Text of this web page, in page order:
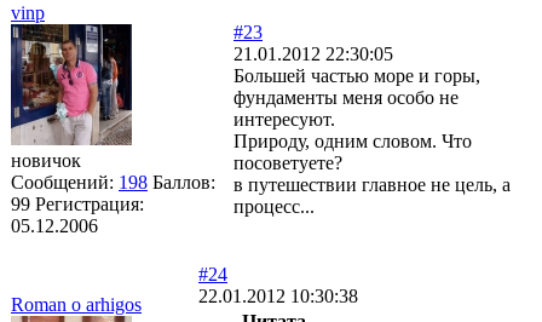
vinp
новичок
Сообщений: 198 Баллов:
99 Регистрация:
05.12.2006
#23
21.01.2012 22:30:05
Большей частью море и горы,
фундаменты меня особо не
интересуют.
Природу, одним словом. Что
посоветуете?
в путешествии главное не цель, а
процесс...
Roman o arhigos
#24
22.01.2012 10:30:38